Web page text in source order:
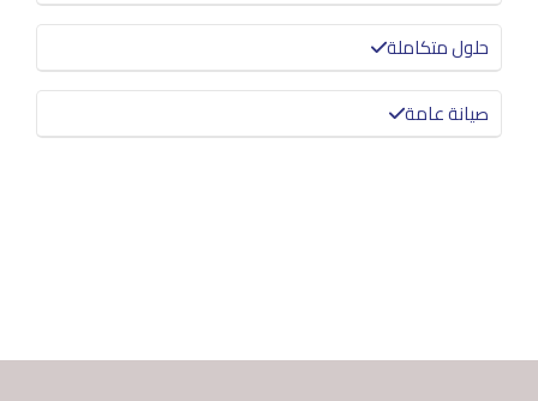
حلول متكاملة
صيانة عامة